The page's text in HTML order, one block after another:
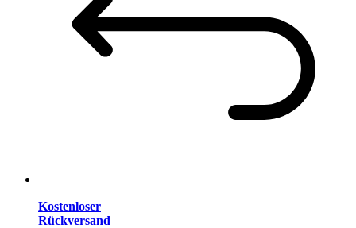
Kostenloser
Rückversand